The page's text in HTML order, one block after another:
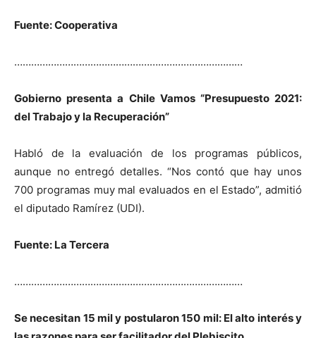
Fuente: Cooperativa
………………………………………………………………………
Gobierno presenta a Chile Vamos “Presupuesto 2021:
del Trabajo y la Recuperación”
Habló de la evaluación de los programas públicos,
aunque no entregó detalles. “Nos contó que hay unos
700 programas muy mal evaluados en el Estado”, admitió
el diputado Ramírez (UDI).
Fuente: La Tercera
………………………………………………………………………
Se necesitan 15 mil y postularon 150 mil: El alto interés y